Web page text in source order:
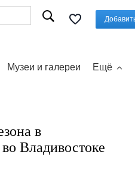
Музеи и галереи Ещё
в
Владивостоке